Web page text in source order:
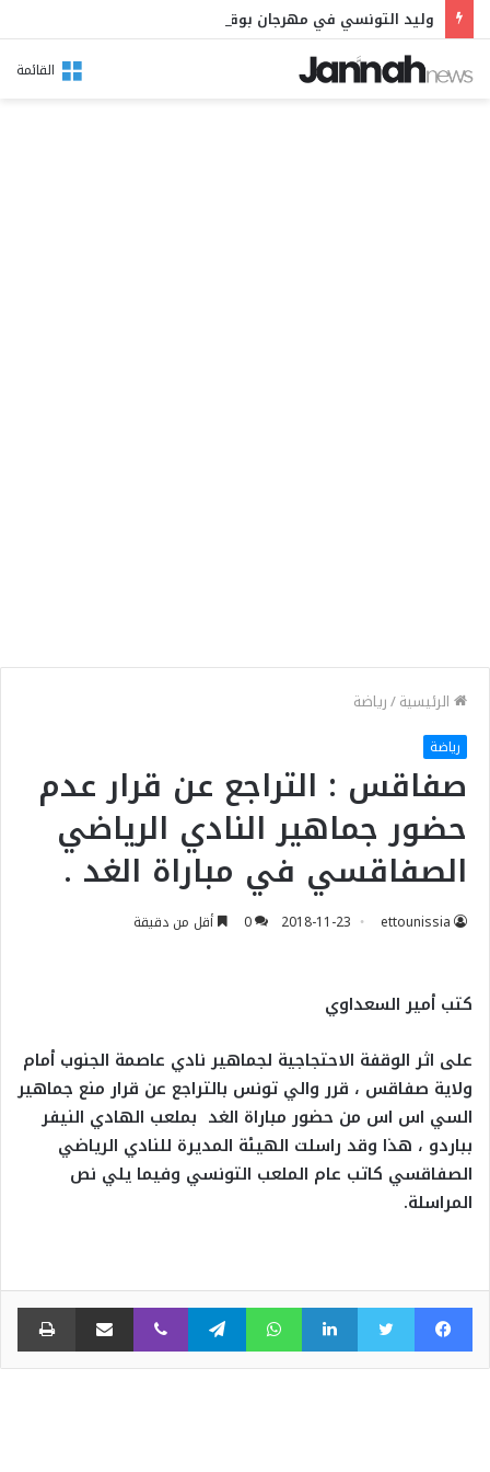
القائمة
الرئيسية/رياضة
رياضة
صفاقس : التراجع عن قرار عدم
حضور جماهير النادي الرياضي
الصفاقسي في مباراة الغد .
ettounissia
2018-11-23
0 أقل من دقيقة
كتب أمير السعداوي
على اثر الوقفة الاحتجاجية لجماهير نادي عاصمة الجنوب أمام
ولاية صفاقس ، قرر والي تونس بالتراجع عن قرار منع جماهير
السي اس اس من حضور مباراة الغد بملعب الهادي النيفر
بباردو ، هذا وقد راسلت الهيئة المديرة للنادي الرياضي
الصفاقسي كاتب عام الملعب التونسي وفيما يلي نص
المراسلة.
فيسبوك تويتر لينكدإن واتساب تيلقرام ڤايبر مشاركة عبر البريد